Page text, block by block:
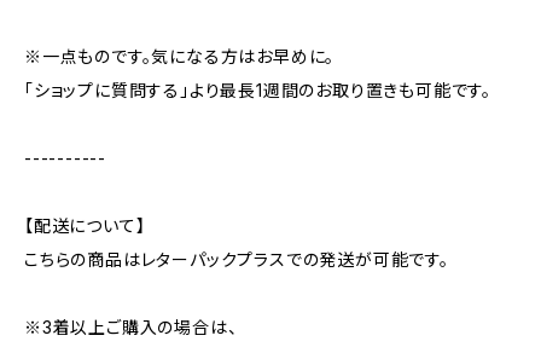
※一点ものです。気になる方はお早めに。
「ショップに質問する」より最長1週間のお取り置きも可能です。
----------
【配送について】
こちらの商品はレターパックプラスでの発送が可能です。
※3着以上ご購入の場合は、